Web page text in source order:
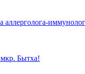
аллерголога-
Бытха!